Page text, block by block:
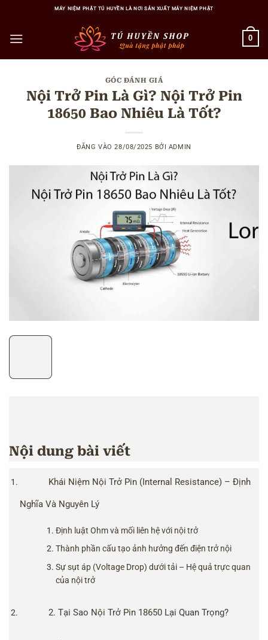
nội
MÁY NIỆM PHẬT TÚ HUYỀN LÀ NƠI SẢN XUẤT MÁY NIỆM PHẬT
0
GÓC ĐÁNH GIÁ
Nội Trở Pin Là Gì? Nội Trở Pin
18650 Bao Nhiêu Là Tốt?
ĐĂNG VÀO28/08/2025 BỞI ADMIN
Nội dung bài viết
Khái Niệm Nội Trở Pin (Internal Resistance) – Định
Nghĩa Và Nguyên Lý
Định luật Ohm và mối liên hệ với nội trở
Thành phần cấu tạo ảnh hưởng đến điện trở nội
Sự sụt áp (Voltage Drop) dưới tải – Hệ quả trực quan
của nội trở
2. Tại Sao Nội Trở Pin 18650 Lại Quan Trọng?